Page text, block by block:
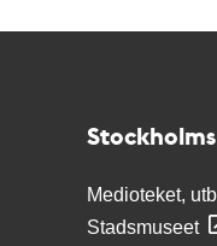
Medioteket,
Stadsmuseet